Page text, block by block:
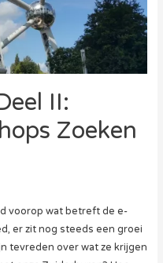
II:
Zoeken
voorop wat betreft de e-
er zit nog steeds een groei
tevreden over wat ze krijgen